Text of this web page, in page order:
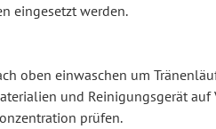
eingesetzt werden.
oben einwaschen um
und Reinigungsgerät
prüfen.